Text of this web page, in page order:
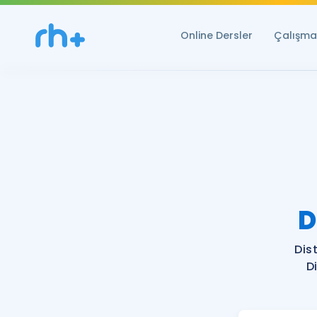
Online Dersler